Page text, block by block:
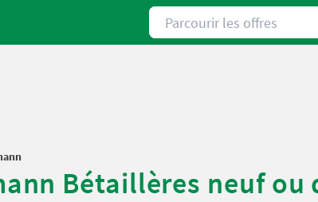
Parcourir les offres
Bétaillères neuf ou